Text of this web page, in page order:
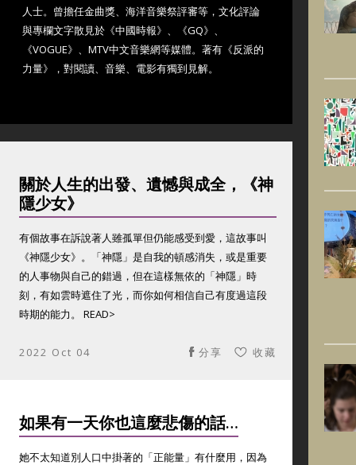
人士。曾擔任金曲獎、海洋音樂祭評審等，文化評論
與專欄文字散見於《中國時報》、《GQ》、
《VOGUE》、MTV中文音樂網等媒體。著有《反派的
力量》，對閱讀、音樂、電影有獨到見解。
關於人生的出發、遺憾與成全，《神
隱少女》
有個故事在訴說著人雖孤單但仍能感受到愛，這故事叫
《神隱少女》。「神隱」是自我的頓感消失，或是重要
的人事物與自己的錯過，但在這樣無依的「神隱」時
刻，有如雲時遮住了光，而你如何相信自己有度過這段
時期的能力。 READ>
2022 Oct 04 收藏
分享
如果有一天你也這麼悲傷的話…
她不太知道別人口中掛著的「正能量」有什麼用，因為